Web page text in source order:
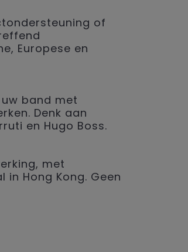
of
Europese en
band met
Denk aan
en Hugo Boss.
met
Hong Kong. Geen